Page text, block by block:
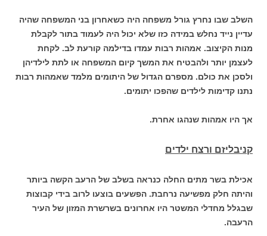
השלב שבו נחרץ גורל משפחה היה כשאחרון בני המשפחה שהיה
עדיין נייד נחלש במידה כזו שלא יכול היה לעמוד בתור לקבלת
מנות הקיצוב. אמהות רבות עמדו בדילמה קורעת לב. לקחת
לעצמן יותר ולהבטיח את המשך קיום המשפחה או לתת לילדיהן
ולסכן את כולם. מספרם הגדול של היתומים מלמד שאמהות רבות
נתנו קדימות לילדים שהפכו יתומים.
אך היו אמהות שנהגו אחרת.
קניבליזם ורצח ילדים
אכילת בשר מתים החלה כנראה בשלב של הרעב הקשה ביותר
והיתה חלק מפשיעה נרחבת. הפשעים בוצעו לרוב בידי קבוצות
שבגלל מחדלי המשטר היו אחרונים בשרשרת המזון של העיר
הרעבה.